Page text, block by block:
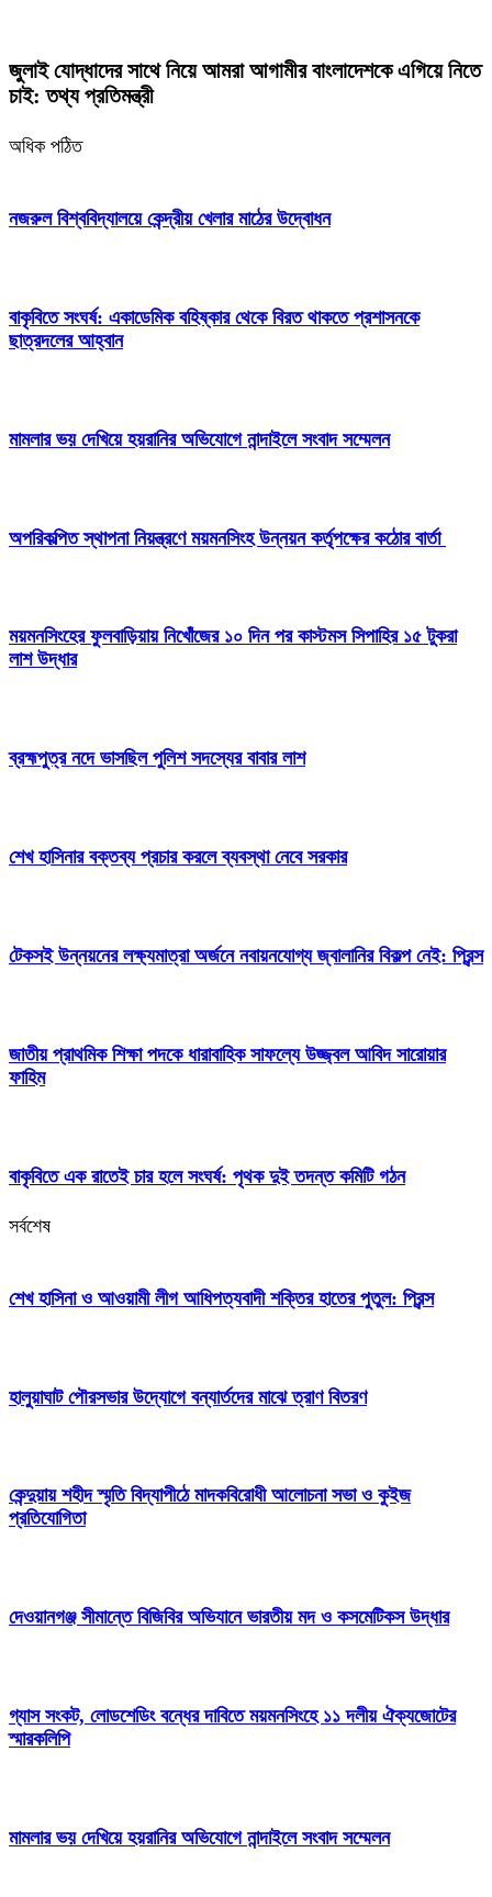
জুলাই যোদ্ধাদের সাথে নিয়ে আমরা আগামীর বাংলাদেশকে এগিয়ে নিতে
চাই: তথ্য প্রতিমন্ত্রী
অধিক পঠিত
নজরুল বিশ্ববিদ্যালয়ে কেন্দ্রীয় খেলার মাঠের উদ্বোধন
বাকৃবিতে সংঘর্ষ: একাডেমিক বহিষ্কার থেকে বিরত থাকতে প্রশাসনকে
ছাত্রদলের আহ্বান
মামলার ভয় দেখিয়ে হয়রানির অভিযোগে নান্দাইলে সংবাদ সম্মেলন
অপরিকল্পিত স্থাপনা নিয়ন্ত্রণে ময়মনসিংহ উন্নয়ন কর্তৃপক্ষের কঠোর বার্তা
ময়মনসিংহের ফুলবাড়িয়ায় নিখোঁজের ১০ দিন পর কাস্টমস সিপাহির ১৫ টুকরা
লাশ উদ্ধার
ব্রহ্মপুত্র নদে ভাসছিল পুলিশ সদস্যের বাবার লাশ
শেখ হাসিনার বক্তব্য প্রচার করলে ব্যবস্থা নেবে সরকার
টেকসই উন্নয়নের লক্ষ্যমাত্রা অর্জনে নবায়নযোগ্য জ্বালানির বিকল্প নেই: প্রিন্স
জাতীয় প্রাথমিক শিক্ষা পদকে ধারাবাহিক সাফল্যে উজ্জ্বল আবিদ সারোয়ার
ফাহিম
বাকৃবিতে এক রাতেই চার হলে সংঘর্ষ: পৃথক দুই তদন্ত কমিটি গঠন
সর্বশেষ
শেখ হাসিনা ও আওয়ামী লীগ আধিপত্যবাদী শক্তির হাতের পুতুল: প্রিন্স
হালুয়াঘাট পৌরসভার উদ্যোগে বন্যার্তদের মাঝে ত্রাণ বিতরণ
কেন্দুয়ায় শহীদ স্মৃতি বিদ্যাপীঠে মাদকবিরোধী আলোচনা সভা ও কুইজ
প্রতিযোগিতা
দেওয়ানগঞ্জ সীমান্তে বিজিবির অভিযানে ভারতীয় মদ ও কসমেটিকস উদ্ধার
গ্যাস সংকট, লোডশেডিং বন্ধের দাবিতে ময়মনসিংহে ১১ দলীয় ঐক্যজোটের
স্মারকলিপি
মামলার ভয় দেখিয়ে হয়রানির অভিযোগে নান্দাইলে সংবাদ সম্মেলন